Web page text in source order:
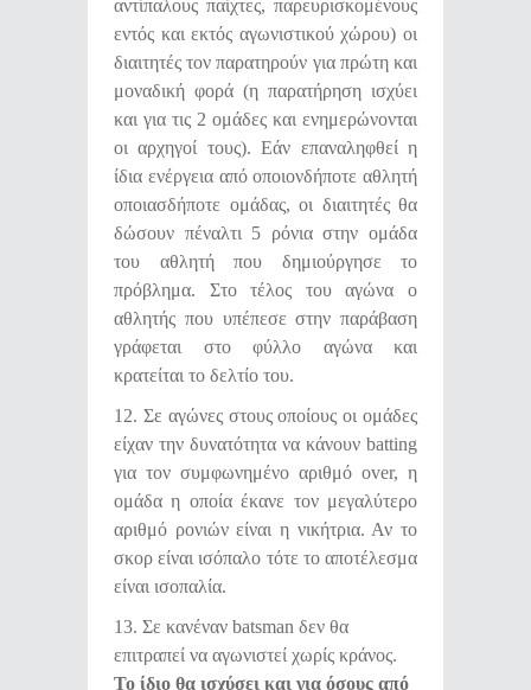
αντίπαλους παίχτες, παρευρισκομένους
εντός και εκτός αγωνιστικού χώρου) οι
διαιτητές τον παρατηρούν για πρώτη και
μοναδική φορά (η παρατήρηση ισχύει
και για τις 2 ομάδες και ενημερώνονται
οι αρχηγοί τους). Εάν επαναληφθεί η
ίδια ενέργεια από οποιονδήποτε αθλητή
οποιασδήποτε ομάδας, οι διαιτητές θα
δώσουν πέναλτι 5 ρόνια στην ομάδα
του αθλητή που δημιούργησε το
πρόβλημα. Στο τέλος του αγώνα ο
αθλητής που υπέπεσε στην παράβαση
γράφεται στο φύλλο αγώνα και
κρατείται το δελτίο του.
12. Σε αγώνες στους οποίους οι ομάδες
είχαν την δυνατότητα να κάνουν batting
για τον συμφωνημένο αριθμό over, η
ομάδα η οποία έκανε τον μεγαλύτερο
αριθμό ρονιών είναι η νικήτρια. Αν το
σκορ είναι ισόπαλο τότε το αποτέλεσμα
είναι ισοπαλία.
13. Σε κανέναν batsman δεν θα
επιτραπεί να αγωνιστεί χωρίς κράνος.
Το ίδιο θα ισχύσει και για όσους από